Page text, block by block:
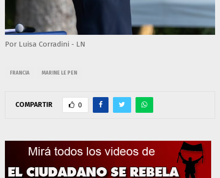
Por Luisa Corradini - LN
FRANCIA MARINE LE PEN
COMPARTIR 0